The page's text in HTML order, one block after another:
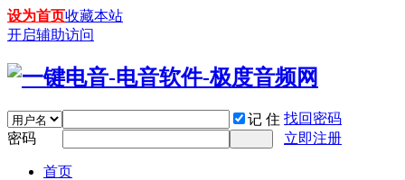
设为首页收藏本站
开启辅助访问
记 住 找回密码
密码
立即注册
首页